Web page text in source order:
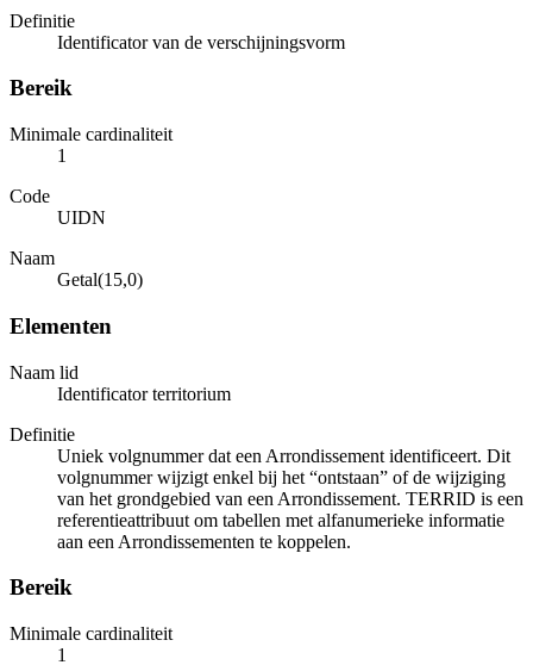
Definitie
Identificator van de verschijningsvorm
Bereik
Minimale cardinaliteit
1
Code
UIDN
Naam
Getal(15,0)
Elementen
Naam lid
Identificator territorium
Definitie
Uniek volgnummer dat een Arrondissement identificeert. Dit
volgnummer wijzigt enkel bij het “ontstaan” of de wijziging
van het grondgebied van een Arrondissement. TERRID is een
referentieattribuut om tabellen met alfanumerieke informatie
aan een Arrondissementen te koppelen.
Bereik
Minimale cardinaliteit
1